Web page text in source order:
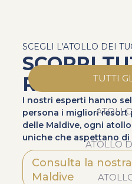
SCEGLI L'ATOLLO DEI
SCOPRI
RESORT
I nostri esperti hanno
persona i migliori resort
delle Maldive, ogni
uniche che aspettano di
Consulta la
Maldive
TUTTI
ATOLLO